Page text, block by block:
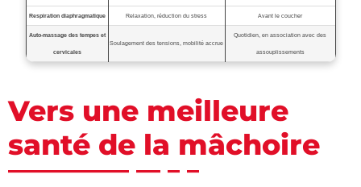
Respiration diaphragmatique Relaxation, réduction du stress Avant le coucher
Auto-massage des tempes et
cervicales
Soulagement des tensions, mobilité accrue
Quotidien, en association avec des
assouplissements
Vers une meilleure
santé de la mâchoire